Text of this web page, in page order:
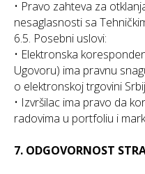
• Pravo zahteva za
nesaglasnosti sa
6.5. Posebni uslovi:
• Elektronska
Ugovoru) ima pravnu
o elektronskoj trgovini
• Izvršilac ima pravo da
radovima u portfoliu i
7. ODGOVORNOST